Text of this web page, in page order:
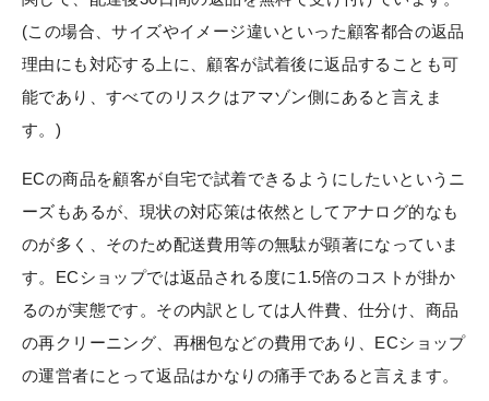
(この場合、サイズやイメージ違いといった顧客都合の返品
理由にも対応する上に、顧客が試着後に返品することも可
能であり、すべてのリスクはアマゾン側にあると言えま
す。)
ECの商品を顧客が自宅で試着できるようにしたいというニ
ーズもあるが、現状の対応策は依然としてアナログ的なも
のが多く、そのため配送費用等の無駄が顕著になっていま
す。ECショップでは返品される度に1.5倍のコストが掛か
るのが実態です。その内訳としては人件費、仕分け、商品
の再クリーニング、再梱包などの費用であり、ECショップ
の運営者にとって返品はかなりの痛手であると言えます。